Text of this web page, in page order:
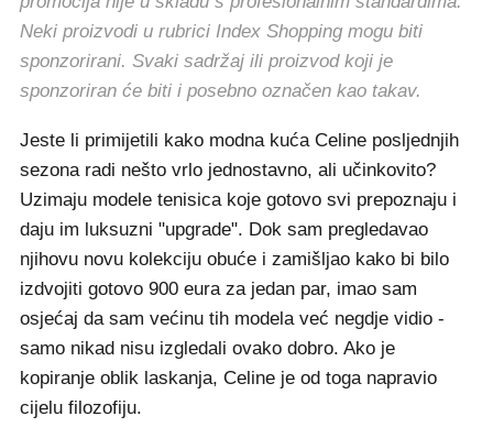
Neki proizvodi u rubrici Index Shopping mogu biti
sponzorirani. Svaki sadržaj ili proizvod koji je
sponzoriran će biti i posebno označen kao takav.
Jeste li primijetili kako modna kuća Celine posljednjih
sezona radi nešto vrlo jednostavno, ali učinkovito?
Uzimaju modele tenisica koje gotovo svi prepoznaju i
daju im luksuzni "upgrade". Dok sam pregledavao
njihovu novu kolekciju obuće i zamišljao kako bi bilo
izdvojiti gotovo 900 eura za jedan par, imao sam
osjećaj da sam većinu tih modela već negdje vidio -
samo nikad nisu izgledali ovako dobro. Ako je
kopiranje oblik laskanja, Celine je od toga napravio
cijelu filozofiju.